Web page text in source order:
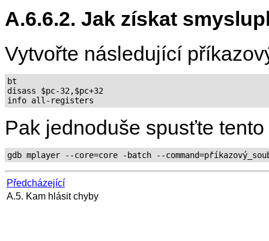
A.6.6.2. Jak získat
Vytvořte následující
bt
disass $pc-32,$pc+32
Pak jednoduše spusťte
Předcházející
A.5. Kam hlásit chyby